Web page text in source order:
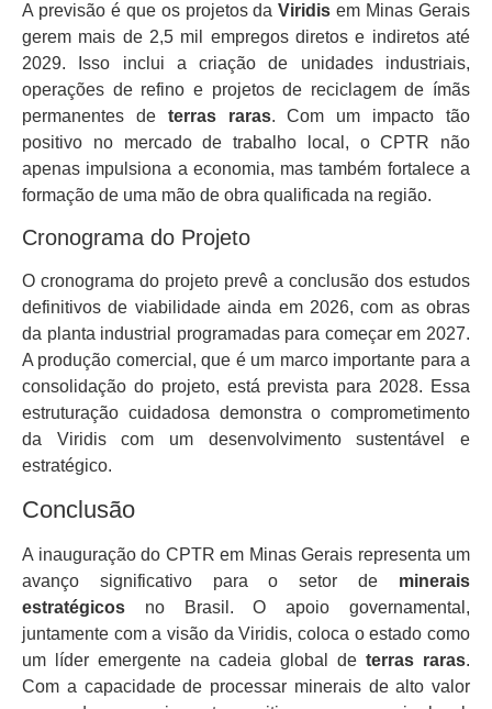
A previsão é que os projetos daViridis em Minas Gerais
gerem mais de 2,5 mil empregos diretos e indiretos até
2029. Isso inclui a criação de unidades industriais,
operações de refino e projetos de reciclagem de ímãs
permanentes de terras raras. Com um impacto tão
positivo no mercado de trabalho local, o CPTR não
apenas impulsiona a economia, mas também fortalece a
formação de uma mão de obra qualificada na região.
Cronograma do Projeto
O cronograma do projeto prevê a conclusão dos estudos
definitivos de viabilidade ainda em 2026, com as obras
da planta industrial programadas para começar em 2027.
A produção comercial, que é um marco importante para a
consolidação do projeto, está prevista para 2028. Essa
estruturação cuidadosa demonstra o comprometimento
da Viridis com um desenvolvimento sustentável e
estratégico.
Conclusão
A inauguração do CPTR em Minas Gerais representa um
avanço significativo para o setor de minerais
estratégicos no Brasil. O apoio governamental,
juntamente com a visão da Viridis, coloca o estado como
um líder emergente na cadeia global de terras raras.
Com a capacidade de processar minerais de alto valor